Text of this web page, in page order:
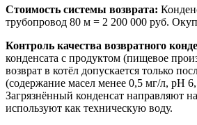
Стоимость системы возврата:
трубопровод 80 м = 2 200 000 руб.
Контроль качества возвратного
конденсата с продуктом (пищевое
возврат в котёл допускается только
(содержание масел менее 0,5 мг/л, pH
Загрязнённый конденсат направляют
используют как техническую воду.